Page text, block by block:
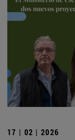
17 | 02 | 2026